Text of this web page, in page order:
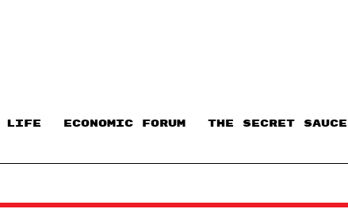
LIFE ECONOMIC FORUM THE SECRET SAUCE​